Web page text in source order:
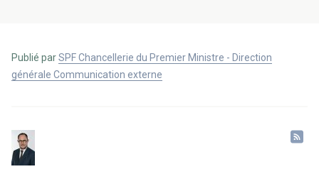
Publié parSPF Chancellerie du Premier Ministre - Direction
générale Communication externe